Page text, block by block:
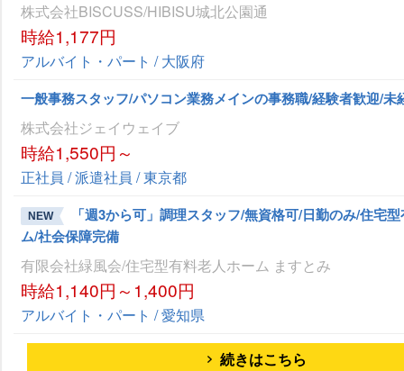
株式会社BISCUSS/HIBISU城北公園通
時給1,177円
アルバイト・パート / 大阪府
一般事務スタッフ/パソコン業務メインの事務職/経験者歓迎/未
株式会社ジェイウェイブ
時給1,550円～
正社員 / 派遣社員 / 東京都
NEW
「週3から可」調理スタッフ/無資格可/日勤のみ/住宅
ム/社会保障完備
有限会社緑風会/住宅型有料老人ホーム ますとみ
時給1,140円～1,400円
アルバイト・パート / 愛知県
続きはこちら